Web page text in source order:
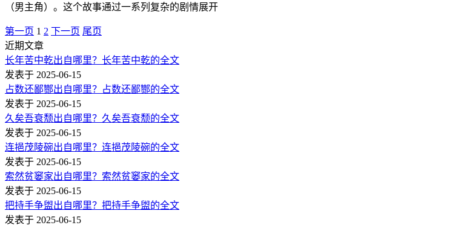
（男主角）。这个故事通过一系列复杂的剧情展开
第一页 1 2 下一页 尾页
近期文章
长年苦中乾出自哪里？长年苦中乾的全文
发表于 2025-06-15
占数还鄙酂出自哪里？占数还鄙酂的全文
发表于 2025-06-15
久矣吾衰颓出自哪里？久矣吾衰颓的全文
发表于 2025-06-15
连挹茂陵碗出自哪里？连挹茂陵碗的全文
发表于 2025-06-15
索然贫窭家出自哪里？索然贫窭家的全文
发表于 2025-06-15
把持手争盥出自哪里？把持手争盥的全文
发表于 2025-06-15